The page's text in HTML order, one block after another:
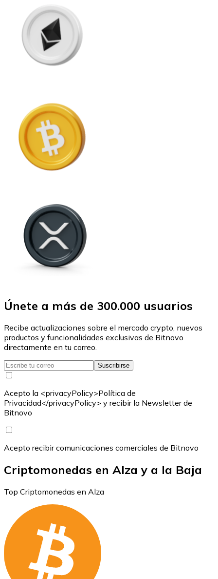
Únete a más de 300.000 usuarios
Recibe actualizaciones sobre el mercado crypto, nuevos
productos y funcionalidades exclusivas de Bitnovo
directamente en tu correo.
Suscribirse
Acepto la <privacyPolicy>Política de
Privacidad</privacyPolicy> y recibir la Newsletter de
Bitnovo
Acepto recibir comunicaciones comerciales de Bitnovo
Criptomonedas en Alza y a la Baja
Top Criptomonedas en Alza